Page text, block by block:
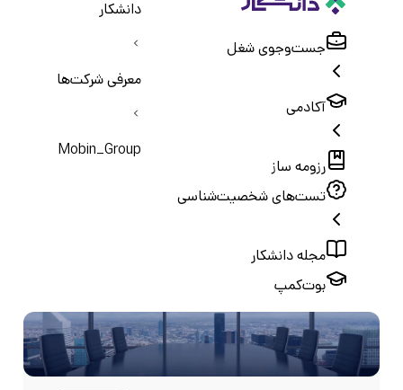
جست‌و‌جوی شغل
آکادمی
رزومه ساز
تست‌های شخصیت‌شناسی
مجله دانشکار
بوت‌کمپ
دانشکار
معرفی شرکت‌ها
Mobin_Group